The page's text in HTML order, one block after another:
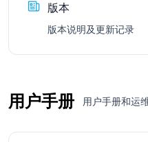
版本
版本说明及更新记录
用户手册 用户手册和运